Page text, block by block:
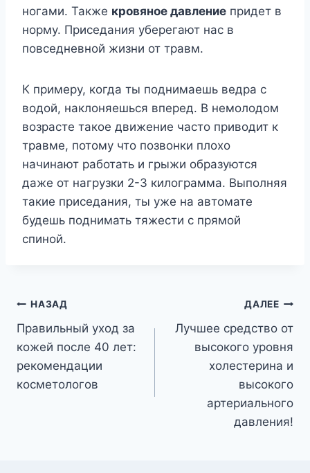
ногами. Также кровяное давление придет в
норму. Приседания уберегают нас в
повседневной жизни от травм.
К примеру, когда ты поднимаешь ведра с
водой, наклоняешься вперед. В немолодом
возрасте такое движение часто приводит к
травме, потому что позвонки плохо
начинают работать и грыжи образуются
даже от нагрузки 2-3 килограмма. Выполняя
такие приседания, ты уже на автомате
будешь поднимать тяжести с прямой
спиной.
Навигация
по
записям
НАЗАД
Правильный уход за
кожей после 40 лет:
рекомендации
косметологов
ДАЛЕЕ
Лучшее средство от
высокого уровня
холестерина и
высокого
артериального
давления!